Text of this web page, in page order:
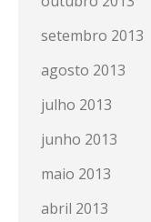
setembro 2013
agosto 2013
julho 2013
junho 2013
maio 2013
abril 2013